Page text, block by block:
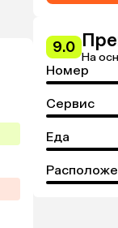
9.0
На
Номер
Сервис
Еда